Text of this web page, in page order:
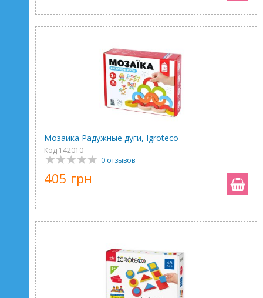
Мозаика Радужные дуги, Igroteco
Код 142010
0 отзывов
405 грн